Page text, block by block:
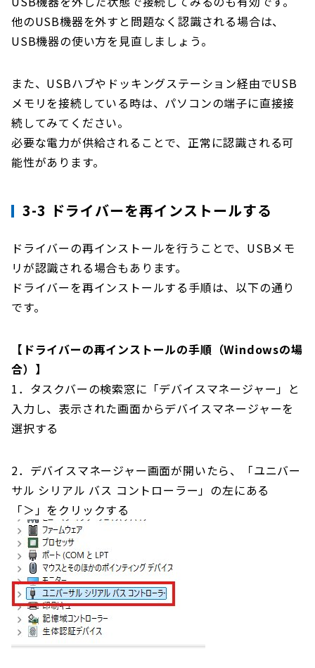
他のUSB機器を外すと問題なく認識される場合は、
USB機器の使い方を見直しましょう。
また、USBハブやドッキングステーション経由でUSB
メモリを接続している時は、パソコンの端子に直接接
続してみてください。
必要な電力が供給されることで、正常に認識される可
能性があります。
3-3 ドライバーを再インストールする
ドライバーの再インストールを行うことで、USBメモ
リが認識される場合もあります。
ドライバーを再インストールする手順は、以下の通り
です。
【ドライバーの再インストールの手順（Windowsの場
合）】
1．タスクバーの検索窓に「デバイスマネージャー」と
入力し、表示された画面からデバイスマネージャーを
選択する
2．デバイスマネージャー画面が開いたら、「ユニバー
サル シリアル バス コントローラー」の左にある
「＞」をクリックする